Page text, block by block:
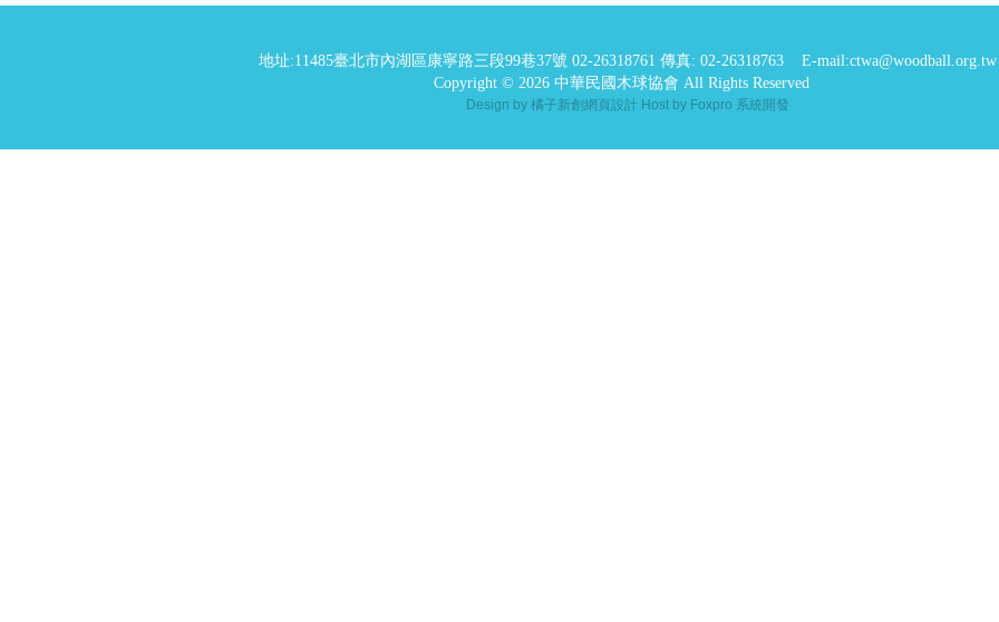
地址:11485臺北市內湖區康寧路三段99巷37號02-26318761 傳真: 02-26318763E-mail:ctwa@woodball.org.tw
Copyright © 2026 中華民國木球協會 All Rights Reserved
Design by 橘子新創網頁設計 Host by Foxpro 系統開發